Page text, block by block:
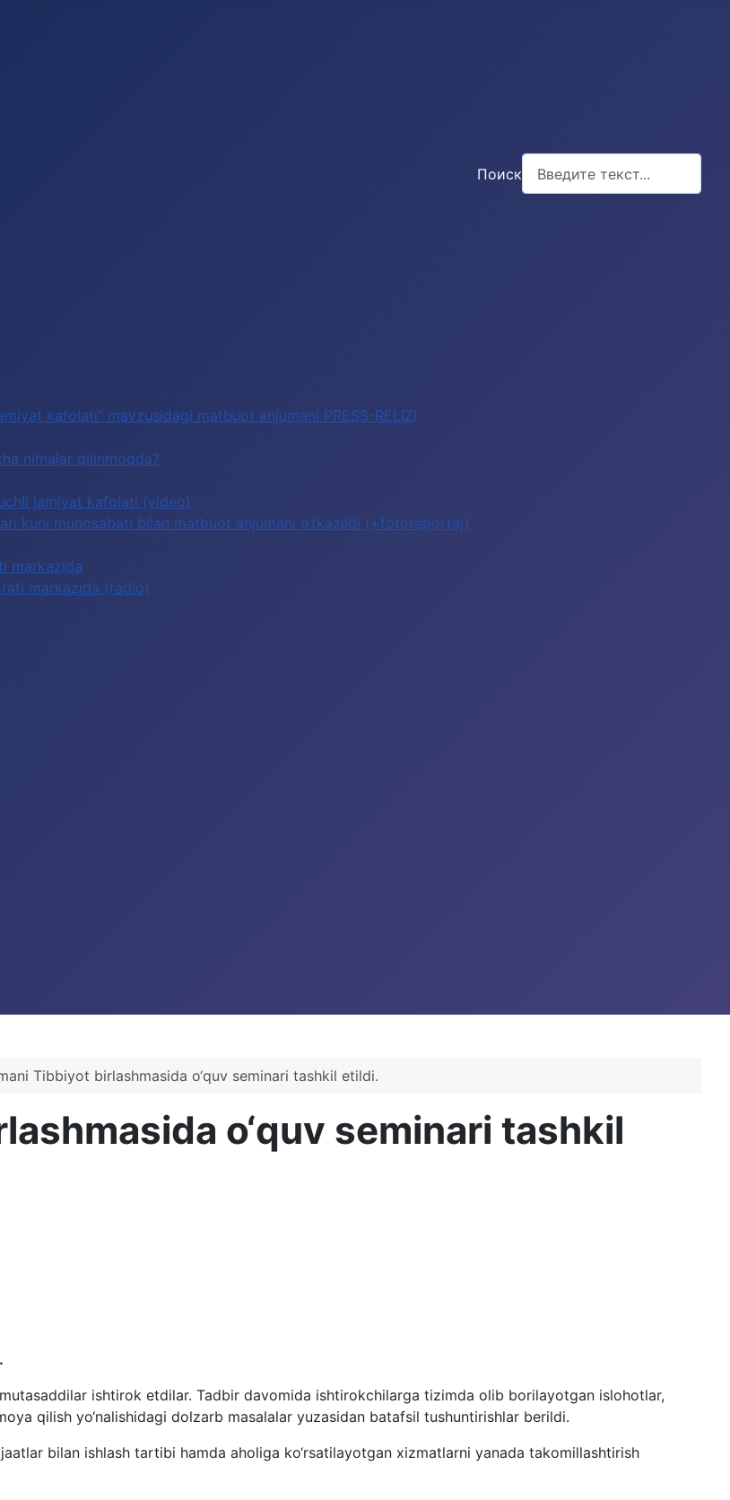
kafolati” mavzusidagi matbuot anjumani PRESS-RELIZI
nimalar qilinmoqda?
jamiyat kafolati (video)
kuni munosabati bilan matbuot anjumani o‘tkazildi (+fotoreportaj)
markazida
markazida (radio)
Поиск
Tibbiyot birlashmasida o‘quv seminari tashkil etildi.
o‘quv seminari tashkil
ishtirok etdilar. Tadbir davomida ishtirokchilarga tizimda olib borilayotgan islohotlar,
qilish yo‘nalishidagi dolzarb masalalar yuzasidan batafsil tushuntirishlar berildi.
bilan ishlash tartibi hamda aholiga ko‘rsatilayotgan xizmatlarni yanada takomillashtirish